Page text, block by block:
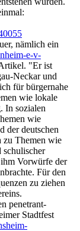
nämlich ein
e-v-
"Er ist
Neckar und
für bürgernahe
wie lokale
In sozialen
wie
der deutschen
zu Themen wie
schulischer
Vorwürfe der
Für den
zu ziehen
penetrant-
Stadtfest